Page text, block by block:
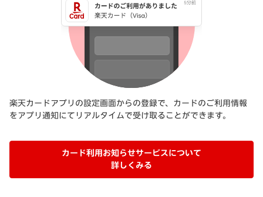
楽天カードアプリの設定画面からの登録で、カードのご利用情報
をアプリ通知にてリアルタイムで受け取ることができます。
カード利用お知らせサービスについて
詳しくみる